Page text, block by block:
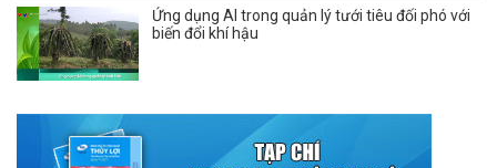
Ứng dụng AI trong quản lý tưới tiêu đối phó với
biến đổi khí hậu